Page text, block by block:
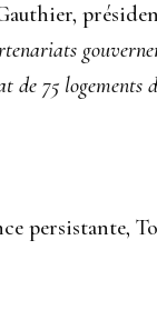
75 logements
persistante,